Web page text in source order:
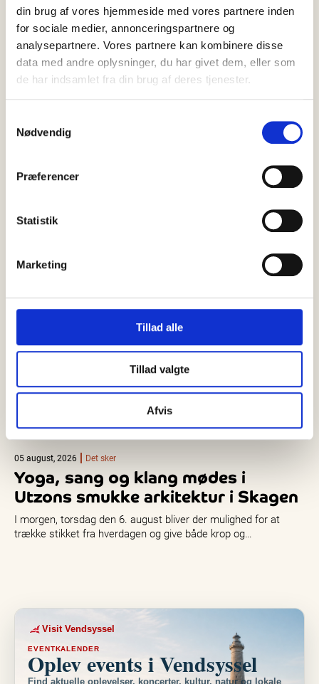
din brug af vores hjemmeside med vores partnere inden
for sociale medier, annonceringspartnere og
analysepartnere. Vores partnere kan kombinere disse
data med andre oplysninger, du har givet dem, eller som
de har indsamlet fra din brug af deres tjenester.
Nødvendig
Præferencer
Statistik
Marketing
Tillad alle
Tillad valgte
Afvis
Skagen Fiskerestaurant inviterer til
Svin & Grin
stand-up og udsigt over Skagen Havn? Det kan gæsterne finde
05 august, 2026 Det sker
Yoga, sang og klang mødes i
Utzons smukke arkitektur i Skagen
I morgen, torsdag den 6. august bliver der mulighed for at
trække stikket fra hverdagen og give både krop og…
Visit Vendsyssel
EVENTKALENDER
Oplev events i Vendsyssel
Find aktuelle oplevelser, koncerter, kultur, natur og lokale